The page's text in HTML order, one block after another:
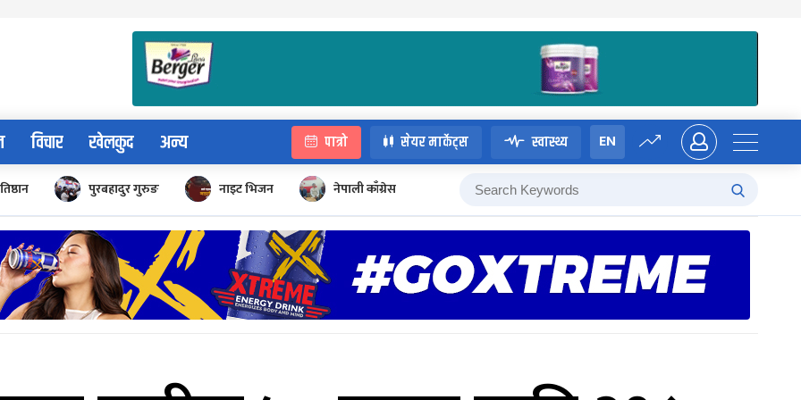
विचार खेलकुद अन्य पात्रो सेयर मार्केट्स स्वास्थ्य EN
पुरबहादुर गुरुङ नाइट भिजन नेपाली काँग्रेस